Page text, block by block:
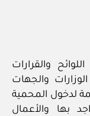
والقرارات
والجهات
لدخول المحمية
بها والأعمال